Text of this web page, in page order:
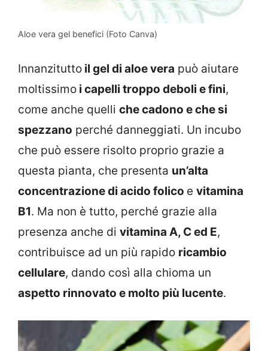
Aloe vera gel benefici (Foto Canva)
Innanzitutto il gel di aloe vera può aiutare
moltissimo i capelli troppo deboli e fini,
come anche quelli che cadono e che si
spezzano perché danneggiati. Un incubo
che può essere risolto proprio grazie a
questa pianta, che presenta un’alta
concentrazione di acido folico e vitamina
B1. Ma non è tutto, perché grazie alla
presenza anche di vitamina A, C ed E,
contribuisce ad un più rapido ricambio
cellulare, dando così alla chioma un
aspetto rinnovato e molto più lucente.